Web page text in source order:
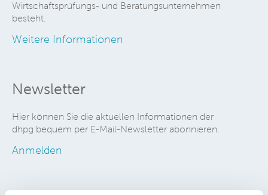
Wirtschaftsprüfungs- und Beratungsunternehmen
besteht.
Weitere Informationen
Newsletter
Hier können Sie die aktuellen Informationen der
dhpg bequem per E-Mail-Newsletter abonnieren.
Anmelden